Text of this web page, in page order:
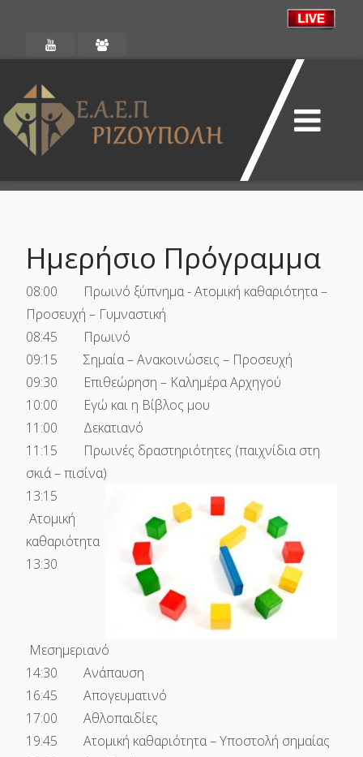
Ημερήσιο Πρόγραμμα
08:00 Πρωινό ξύπνημα - Ατομική καθαριότητα –
Προσευχή – Γυμναστική
08:45 Πρωινό
09:15 Σημαία – Ανακοινώσεις – Προσευχή
09:30 Επιθεώρηση – Καλημέρα Αρχηγού
10:00 Εγώ και η Βίβλος μου
11:00 Δεκατιανό
11:15 Πρωινές δραστηριότητες (παιχνίδια στη
σκιά – πισίνα)
13:15
Ατομική
καθαριότητα
13:30
Μεσημεριανό
14:30 Ανάπαυση
16:45 Απογευματινό
17:00 Αθλοπαιδίες
19:45 Ατομική καθαριότητα – Υποστολή σημαίας